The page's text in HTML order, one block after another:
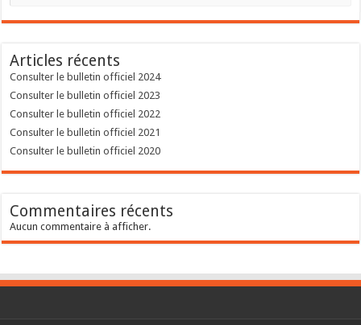
Articles récents
Consulter le bulletin officiel 2024
Consulter le bulletin officiel 2023
Consulter le bulletin officiel 2022
Consulter le bulletin officiel 2021
Consulter le bulletin officiel 2020
Commentaires récents
Aucun commentaire à afficher.